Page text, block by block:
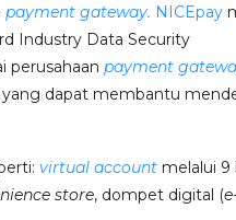
payment gateway. NICEpay
Industry Data Security
perusahaan payment
dapat membantu
virtual account melalui 9
store, dompet digital (